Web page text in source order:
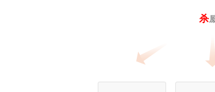
杀